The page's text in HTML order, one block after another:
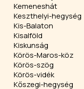
Kemeneshát
Keszthelyi-hegység
Kis-Balaton
Kisalföld
Kiskunság
Körös-Maros-köz
Körös-szög
Körös-vidék
Kőszegi-hegység